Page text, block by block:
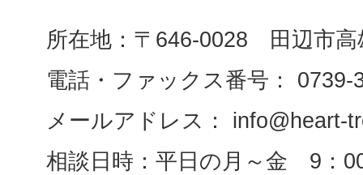
所在地：〒646-0028 田辺市高
電話・ファックス番号： 0739-
メールアドレス： info@heart-
相談日時：平日の月～金 9：